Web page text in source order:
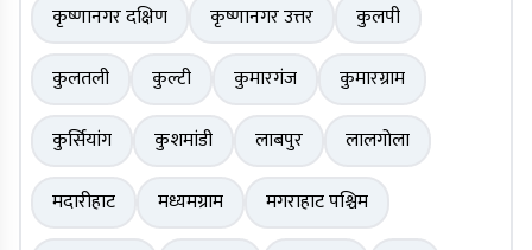
कृष्णानगर दक्षिण
कृष्णानगर उत्तर
कुलपी
कुलतली
कुल्टी कुमारगंज
कुमारग्राम
कुर्सियांग
कुशमांडी लाबपुर
लालगोला
मदारीहाट
मध्यमग्राम
मगराहाट पश्चिम